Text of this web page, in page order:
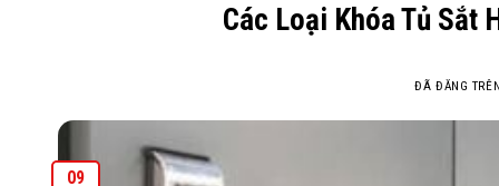
Các Loại Khóa Tủ Sắt
ĐÃ ĐĂNG
09